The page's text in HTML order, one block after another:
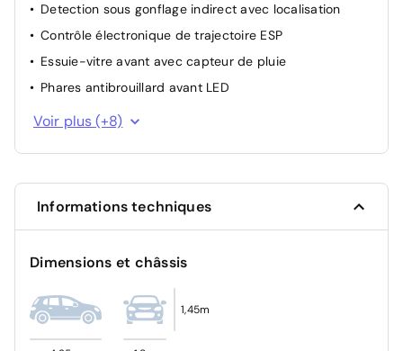
Detection sous gonflage indirect avec localisation
Contrôle électronique de trajectoire ESP
Essuie-vitre avant avec capteur de pluie
Phares antibrouillard avant LED
Ceinture de sécurité AR centrale 3 points, avec
détection de non bouclage
Alerte sonore de non bouclage et de débouclage des
Airbags Frontaux, latéraux AV et rideaux
Airbag passager avant déconnectable manuellement
Verrouillage automatique des ouvrants en roulant
Feux Diurnes
Allumage automatique des feux de croisement
Voir plus (+8)
Informations techniques
Dimensions et châssis
1,45m